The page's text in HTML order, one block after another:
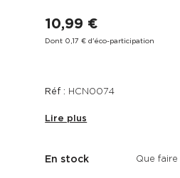
10,99 €
Dont 0,17 € d'éco-participation
Réf : HCN0074
Lire plus
En stock Que